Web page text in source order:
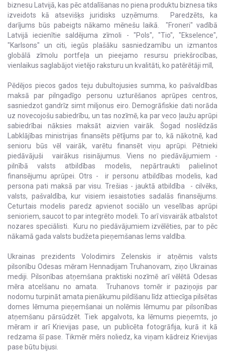
biznesu Latvijā, kas pēc atdalīšanas no piena produktu biznesa tiks
izveidots kā atsevišķs juridisks uzņēmums. Paredzēts, ka
darījums būs pabeigts nākamo mēnešu laikā. "Froneri" vadībā
Latvijā iecienītie saldējuma zīmoli - "Pols", "Tio", "Ekselence",
"Karlsons" un citi, iegūs plašāku sasniedzamību un izmantos
globālā zīmolu portfeļa un pieejamo resursu priekšrocības,
vienlaikus saglabājot vietējo raksturu un kvalitāti, ko patērētāji mīl,
Pēdējos piecos gados teju dubultojusies summa, ko pašvaldības
maksā par pilngadīgo personu uzturēšanos aprūpes centros,
sasniedzot gandrīz simt miljonus eiro. Demogrāfiskie dati norāda
uz novecojošu sabiedrību, un tas nozīmē, ka par veco ļaužu aprūpi
sabiedrībai nāksies maksāt aizvien vairāk. Šogad noslēdzās
Labklājības ministrijas finansēts pētījums par to, kā nākotnē, kad
senioru būs vēl vairāk, varētu finansēt viņu aprūpi. Pētnieki
piedāvājuši vairākus risinājumus. Viens no piedāvājumiem -
pilnībā valsts atbildības modelis, nepārtraukti palielinot
finansējumu aprūpei. Otrs - ir personu atbildības modelis, kad
persona pati maksā par visu. Trešias - jauktā atbildība - cilvēks,
valsts, pašvaldība, kur visiem iesaistoties sadalās finansējums.
Ceturtais modelis paredz apvienot sociālo un veselības aprūpi
senioriem, saucot to par integrēto modeli. To arī visvairāk atbalstot
nozares speciālisti. Kuru no piedāvājumiem izvēlēties, par to pēc
nākamā gada valsts budžeta pieņemšanas lems valdība.
Ukrainas prezidents Volodimirs Zelenskis ir atņēmis valsts
pilsonību Odesas mēram Hennadijam Truhanovam, ziņo Ukrainas
mediji. Pilsonības atņemšana praktiski nozīmē arī vēlētā Odesas
mēra atcelšanu no amata. Truhanovs tomēr ir paziņojis par
nodomu turpināt amata pienākumu pildīšanu līdz attiecīga pilsētas
domes lēmuma pieņemšanai un nolēmis lēmumu par pilsonības
atņemšanu pārsūdzēt. Tiek apgalvots, ka lēmums pieņemts, jo
mēram ir arī Krievijas pase, un publicēta fotogrāfija, kurā it kā
redzama šī pase. Tikmēr mērs noliedz, ka viņam kādreiz Krievijas
pase būtu bijusi.